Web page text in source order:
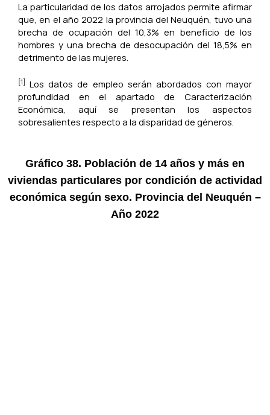
La particularidad de los datos arrojados permite afirmar
que, en el año 2022 la provincia del Neuquén, tuvo una
brecha de ocupación del 10,3% en beneficio de los
hombres y una brecha de desocupación del 18,5% en
detrimento de las mujeres.
[1] Los datos de empleo serán abordados con mayor
profundidad en el apartado de Caracterización
Económica, aquí se presentan los aspectos
sobresalientes respecto a la disparidad de géneros.
Gráfico 38. Población de 14 años y más en
viviendas particulares por condición de actividad
económica según sexo. Provincia del Neuquén –
Año 2022